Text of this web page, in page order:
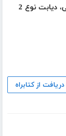
نوع 2
دریافت از کتابراه